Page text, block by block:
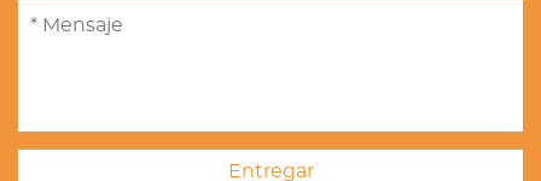
Entregar